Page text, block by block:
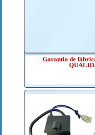
Garantia de